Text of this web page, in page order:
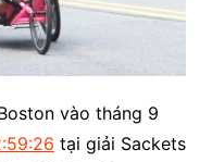
vào tháng 9
tại giải Sackets